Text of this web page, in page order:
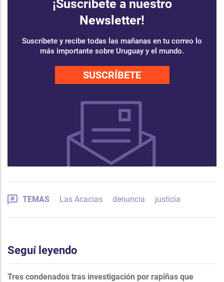
¡Suscríbete a nuestro
Newsletter!
Suscríbete y recibe todas las mañanas en tu correo lo
más importante sobre Uruguay y el mundo.
SUSCRÍBETE
TEMAS Las Acacias denuncia justicia
Seguí leyendo
Tres condenados tras investigación por rapiñas que